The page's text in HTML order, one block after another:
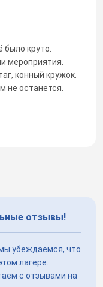
было круто.
мероприятия.
конный кружок.
не останется.
отзывы!
убеждаемся, что
лагере.
с отзывами на